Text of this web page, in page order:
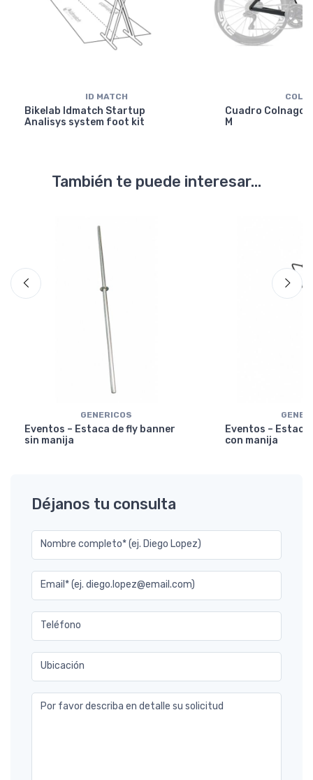
ID MATCH
Bikelab Idmatch Startup
Analisys system foot kit
Cuadro Colnago
M
También te puede interesar...
GENERICOS
Eventos – Estaca de fly banner
sin manija
Eventos –
con manija
Déjanos tu consulta
Nombre completo* (ej. Diego Lopez)
Email* (ej. diego.lopez@email.com)
Teléfono
Ubicación
Por favor describa en detalle su solicitud